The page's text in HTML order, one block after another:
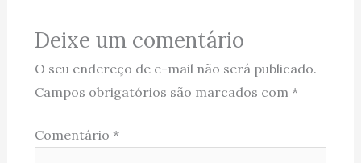
Deixe um comentário
O seu endereço de e-mail não será publicado.
Campos obrigatórios são marcados com *
Comentário *